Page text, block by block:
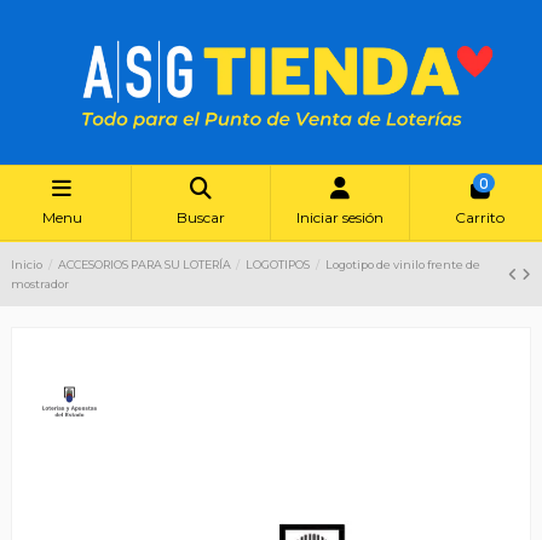
Menu Buscar Iniciar sesión
0
Carrito
Inicio ACCESORIOS PARA SU LOTERÍA LOGOTIPOS
Logotipo de vinilo frente de
mostrador